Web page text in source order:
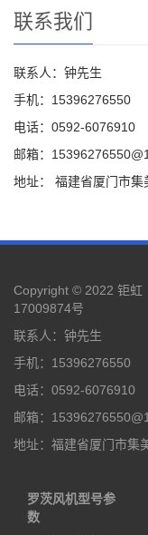
联系我们
联系人：钟先生
手机：15396276550
电话：0592-6076910
邮箱：
地址： 福建省厦门市
Copyright © 2022 钜虹
17009874号
联系人：钟先生
手机：15396276550
电话：0592-6076910
邮箱：
地址：福建省厦门市集
罗茨风机型号参
数